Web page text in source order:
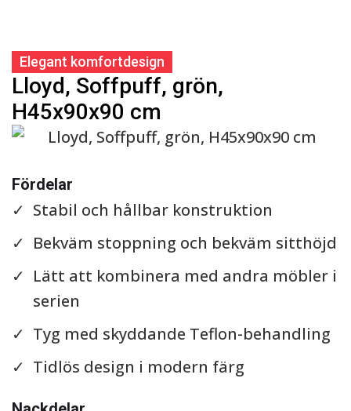
Elegant komfortdesign
Lloyd, Soffpuff, grön,
H45x90x90 cm
Fördelar
Stabil och hållbar konstruktion
Bekväm stoppning och bekväm sitthöjd
Lätt att kombinera med andra möbler i
serien
Tyg med skyddande Teflon-behandling
Tidlös design i modern färg